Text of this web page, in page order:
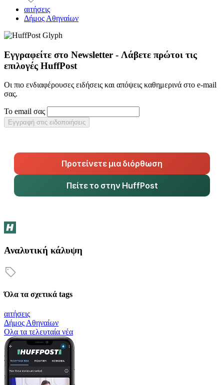
αιτήσεις
Δήμος Αθηναίων
Εγγραφείτε στο Newsletter - Λάβετε πρώτοι τις
επιλογές HuffPost
Οι πιο ενδιαφέρουσες ειδήσεις και απόψεις καθημερινά στο e-mail
σας.
Το email σας
Εγγραφή στις ειδοποιήσεις
Προτείνετε μια διόρθωση
Πείτε το στην HuffPost
Αναλυτική κάλυψη
Όλα τα σχετικά tags
αιτήσεις
Δήμος Αθηναίων
Oλα τα τελευταία νέα